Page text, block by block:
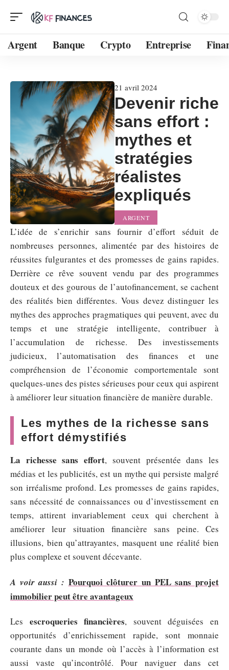
Argent Banque Crypto Entreprise
21 avril 2024
Devenir riche
sans effort :
mythes et
stratégies
réalistes
expliqués
ARGENT
L’idée de s’enrichir sans fournir d’effort séduit de
nombreuses personnes, alimentée par des histoires de
réussites fulgurantes et des promesses de gains rapides.
Derrière ce rêve souvent vendu par des programmes
douteux et des gourous de l’autofinancement, se cachent
des réalités bien différentes. Vous devez distinguer les
mythes des approches pragmatiques qui peuvent, avec du
temps et une stratégie intelligente, contribuer à
l’accumulation de richesse. Des investissements
judicieux, l’automatisation des finances et une
compréhension de l’économie comportementale sont
quelques-unes des pistes sérieuses pour ceux qui aspirent
à améliorer leur situation financière de manière durable.
Les mythes de la richesse sans
effort démystifiés
La richesse sans effort, souvent présentée dans les
médias et les publicités, est un mythe qui persiste malgré
son irréalisme profond. Les promesses de gains rapides,
sans nécessité de connaissances ou d’investissement en
temps, attirent invariablement ceux qui cherchent à
améliorer leur situation financière sans peine. Ces
illusions, bien qu’attrayantes, masquent une réalité bien
plus complexe et souvent décevante.
A voir aussi : Pourquoi clôturer un PEL sans projet
immobilier peut être avantageux
Les escroqueries financières, souvent déguisées en
opportunités d’enrichissement rapide, sont monnaie
courante dans un monde où l’accès à l’information est
aussi vaste qu’incontrôlé. Pour naviguer dans cet